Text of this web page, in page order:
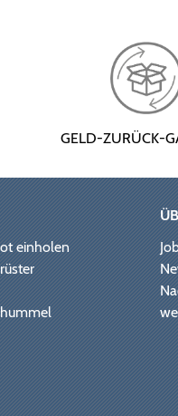
GELD-ZURÜCK-
einholen